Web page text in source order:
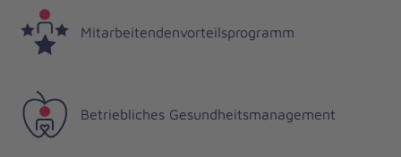
Mitarbeitendenvorteilsprogramm
Betriebliches Gesundheitsmanagement